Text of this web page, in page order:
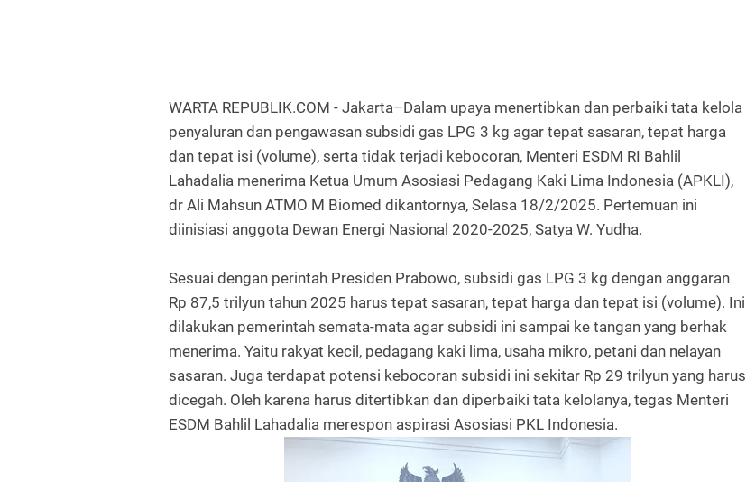
WARTA REPUBLIK.COM - Jakarta–Dalam upaya menertibkan dan perbaiki tata kelola
penyaluran dan pengawasan subsidi gas LPG 3 kg agar tepat sasaran, tepat harga
dan tepat isi (volume), serta tidak terjadi kebocoran, Menteri ESDM RI Bahlil
Lahadalia menerima Ketua Umum Asosiasi Pedagang Kaki Lima Indonesia (APKLI),
dr Ali Mahsun ATMO M Biomed dikantornya, Selasa 18/2/2025. Pertemuan ini
diinisiasi anggota Dewan Energi Nasional 2020-2025, Satya W. Yudha.
Sesuai dengan perintah Presiden Prabowo, subsidi gas LPG 3 kg dengan anggaran
Rp 87,5 trilyun tahun 2025 harus tepat sasaran, tepat harga dan tepat isi (volume). Ini
dilakukan pemerintah semata-mata agar subsidi ini sampai ke tangan yang berhak
menerima. Yaitu rakyat kecil, pedagang kaki lima, usaha mikro, petani dan nelayan
sasaran. Juga terdapat potensi kebocoran subsidi ini sekitar Rp 29 trilyun yang harus
dicegah. Oleh karena harus ditertibkan dan diperbaiki tata kelolanya, tegas Menteri
ESDM Bahlil Lahadalia merespon aspirasi Asosiasi PKL Indonesia.